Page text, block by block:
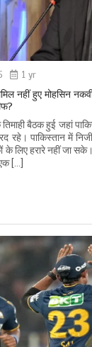
1 yr
नहीं हुए मोहसिन
तिमाही बैठक हुई जहां
रहे। पाकिस्तान में
के लिए हरारे नहीं जा
[…]